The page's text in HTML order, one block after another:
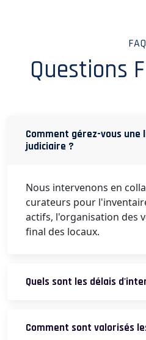
FAQ
Questions
Comment gérez-vous une
judiciaire ?
Nous intervenons en
curateurs pour
actifs, l'organisation des
final des locaux.
Quels sont les délais
Comment sont valorisés